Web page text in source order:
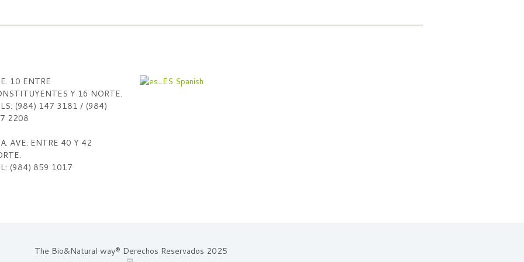
10 ENTRE
Y 16 NORTE.
(984) 147 3181 / (984)
2208
AVE. ENTRE 40 Y 42
(984) 859 1017
Spanish
The Bio&Natural way® Derechos Reservados 2025